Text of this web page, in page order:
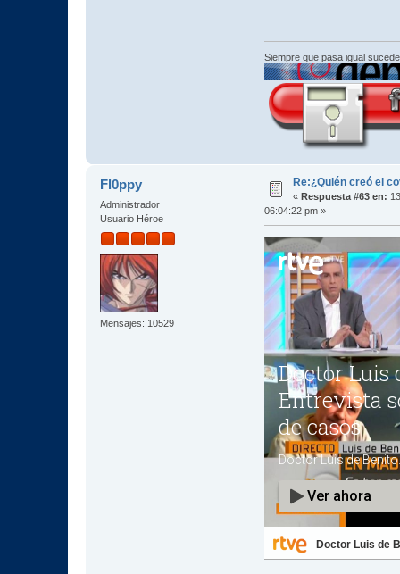
Siempre que pasa igual
Fl0ppy
Administrador
Usuario Héroe
Mensajes: 10529
Re:¿Quién creó el
« Respuesta #63 en:
06:04:22 pm »
Doctor Luis de